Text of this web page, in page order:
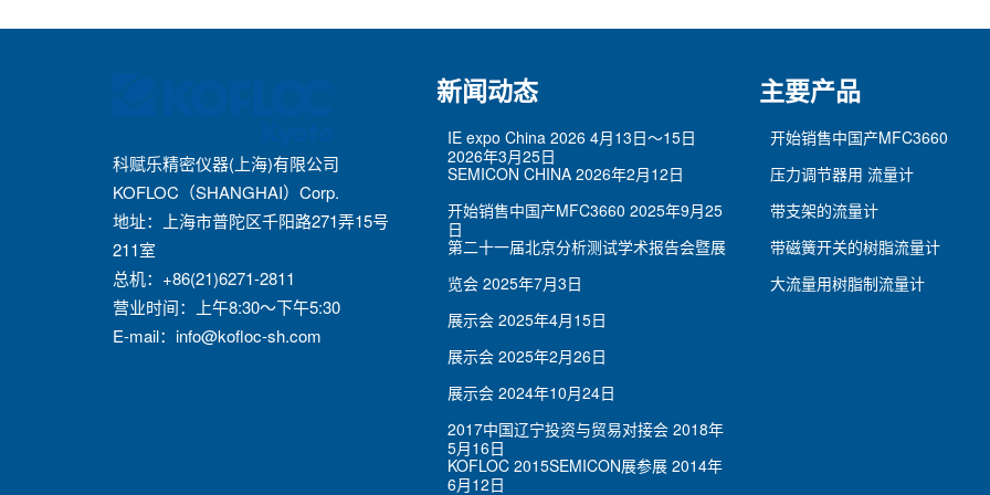
科赋乐精密仪器(上海)有限公司
KOFLOC（SHANGHAI）Corp.
地址：上海市普陀区千阳路271弄15号
211室
总机：+86(21)6271-2811
营业时间：上午8:30～下午5:30
E-mail： info@kofloc-sh.com
新闻动态
IE expo China 2026 4月13日～15日
2026年3月25日
SEMICON CHINA2026年2月12日
开始销售中国产MFC3660 2025年9月25
日
第二十一届北京分析测试学术报告会暨展
览会2025年7月3日
展示会2025年4月15日
展示会2025年2月26日
展示会2024年10月24日
2017中国辽宁投资与贸易对接会2018年
5月16日
KOFLOC 2015SEMICON展参展2014年
6月12日
主要产品
开始销售中国产MFC3660
压力调节器用 流量计
带支架的流量计
带磁簧开关的树脂流量计
大流量用树脂制流量计